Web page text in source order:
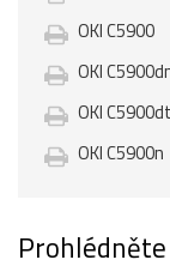
OKI C5900
OKI
OKI
OKI C5900n